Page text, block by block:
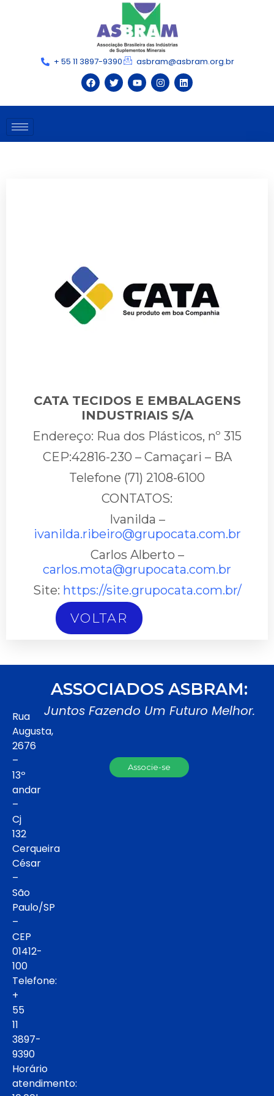
+ 55 11 3897-9390 asbram@asbram.org.br
CATA TECIDOS E EMBALAGENS
INDUSTRIAIS S/A
Endereço: Rua dos Plásticos, nº 315
CEP:42816-230 – Camaçari – BA
Telefone (71) 2108-6100
CONTATOS:
Ivanilda –
ivanilda.ribeiro@grupocata.com.br
Carlos Alberto –
carlos.mota@grupocata.com.br
Site: https://site.grupocata.com.br/
VOLTAR
Rua
Augusta,
2676
–
13º
andar
–
Cj
132
Cerqueira
César
–
São
Paulo/SP
–
CEP
01412-
100
Telefone:
+
55
11
3897-
9390
Horário
atendimento:
ASSOCIADOS ASBRAM:
Juntos Fazendo Um Futuro Melhor.
Associe-se